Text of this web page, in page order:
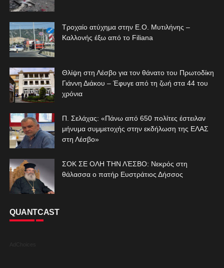
Τροχαίο ατύχημα στην Ε.Ο. Μυτιλήνης –
Καλλονής έξω από το Filiana
Θλίψη στη Λέσβο για τον θάνατο του Πρωτοδίκη
Γιάννη Διάκου – Έφυγε από τη ζωή στα 44 του
χρόνια
Π. Σελάχας: «Πάνω από 650 πολίτες έστειλαν
μήνυμα συμμετοχής στην εκδήλωση της ΕΛΑΣ
στη Λέσβο»
ΣΟΚ ΣΕ ΟΛΗ ΤΗΝ ΛΈΣΒΟ: Νεκρός στη
θάλασσα ο πατήρ Ευστράτιος Δήσσος
QUANTCAST